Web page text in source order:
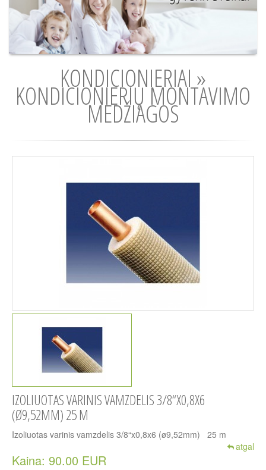
KONDICIONIERIAI »
KONDICIONIERIŲ MONTAVIMO
MEDŽIAGOS
IZOLIUOTAS VARINIS VAMZDELIS 3/8“X0,8X6
(Ø9,52MM) 25 M
Izoliuotas varinis vamzdelis 3/8“x0,8x6 (ø9,52mm) 25 m
atgal
Kaina: 90.00 EUR